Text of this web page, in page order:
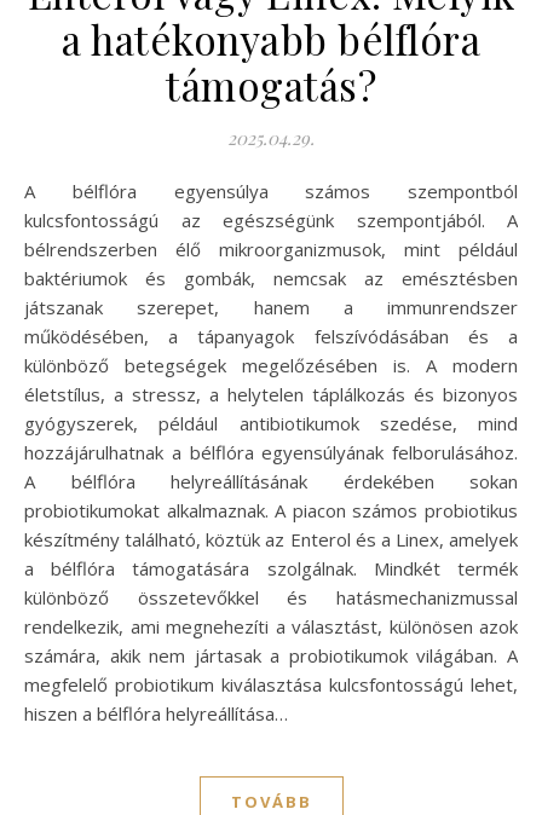
a hatékonyabb bélflóra
támogatás?
2025.04.29.
A bélflóra egyensúlya számos szempontból
kulcsfontosságú az egészségünk szempontjából. A
bélrendszerben élő mikroorganizmusok, mint például
baktériumok és gombák, nemcsak az emésztésben
játszanak szerepet, hanem a immunrendszer
működésében, a tápanyagok felszívódásában és a
különböző betegségek megelőzésében is. A modern
életstílus, a stressz, a helytelen táplálkozás és bizonyos
gyógyszerek, például antibiotikumok szedése, mind
hozzájárulhatnak a bélflóra egyensúlyának felborulásához.
A bélflóra helyreállításának érdekében sokan
probiotikumokat alkalmaznak. A piacon számos probiotikus
készítmény található, köztük az Enterol és a Linex, amelyek
a bélflóra támogatására szolgálnak. Mindkét termék
különböző összetevőkkel és hatásmechanizmussal
rendelkezik, ami megnehezíti a választást, különösen azok
számára, akik nem jártasak a probiotikumok világában. A
megfelelő probiotikum kiválasztása kulcsfontosságú lehet,
hiszen a bélflóra helyreállítása…
TOVÁBB